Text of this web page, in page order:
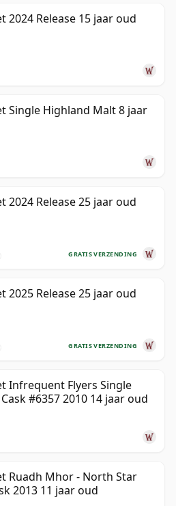
2024 Release 15 jaar oud
Single Highland Malt 8 jaar
2024 Release 25 jaar oud
GRATIS VERZENDING
2025 Release 25 jaar oud
GRATIS VERZENDING
Infrequent Flyers Single
#6357 2010 14 jaar oud
Ruadh Mhor - North Star
2013 11 jaar oud